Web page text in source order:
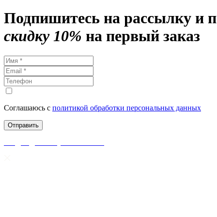
Подпишитесь на рассылку и
скидку 10% на первый заказ
Соглашаюсь с политикой обработки персональных данных